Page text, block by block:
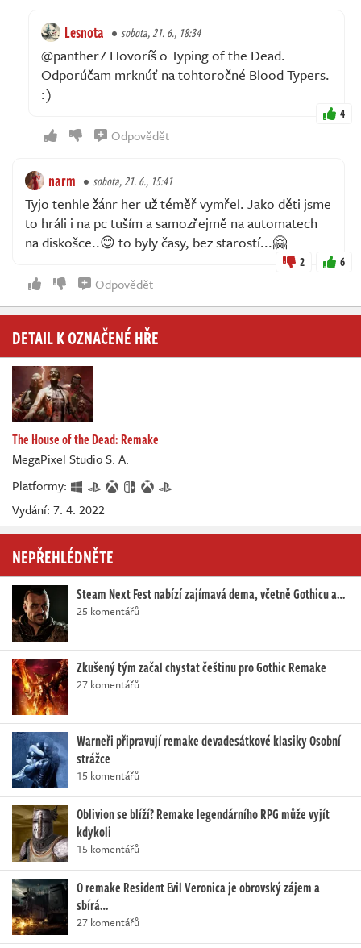
Lesnota sobota, 21. 6., 18:34
@panther7 Hovoríš o Typing of the Dead.
Odporúčam mrknúť na tohtoročné Blood Typers.
:)
4
Odpovědět
narm sobota, 21. 6., 15:41
Tyjo tenhle žánr her už téměř vymřel. Jako děti jsme
to hráli i na pc tuším a samozřejmě na automatech
na diskošce..😊 to byly časy, bez starostí...🤗
2 6
Odpovědět
DETAIL K OZNAČENÉ HŘE
The House of the Dead: Remake
MegaPixel Studio S. A.
Platformy:
Vydání: 7. 4. 2022
NEPŘEHLÉDNĚTE
Steam Next Fest nabízí zajímavá dema, včetně Gothicu a…
25 komentářů
Zkušený tým začal chystat češtinu pro Gothic Remake
27 komentářů
Warneři připravují remake devadesátkové klasiky Osobní
strážce
15 komentářů
Oblivion se blíží? Remake legendárního RPG může vyjít
kdykoli
15 komentářů
O remake Resident Evil Veronica je obrovský zájem a
sbírá…
27 komentářů